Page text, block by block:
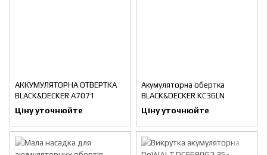
АККУМУЛЯТОРНА ОТВЕРТКА
BLACK&DECKER A7071
Ціну уточнюйте
Акумуляторна обертка
BLACK&DECKER KC36LN
Ціну уточнюйте